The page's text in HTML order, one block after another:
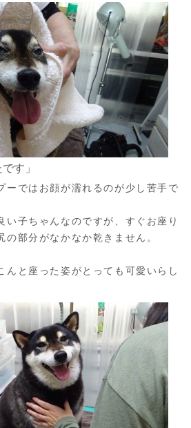
す」
ーではお顔が濡れるのが少し苦手で
い子ちゃんなのですが、すぐお座り
の部分がなかなか乾きません。
んと座った姿がとっても可愛いらし